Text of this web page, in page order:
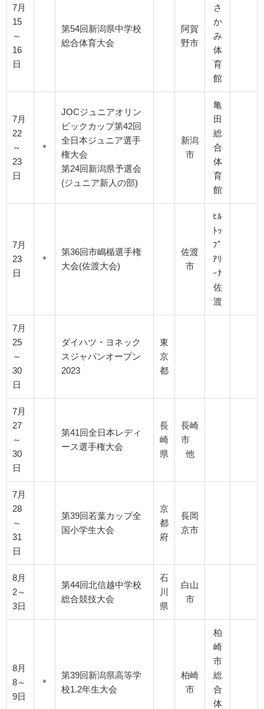
7月
15
～
16
日
第54回新潟県中学校
総合体育大会
阿賀
野市
さ
か
み
体
育
館
7月
22
～
23
日
＊
JOCジュニアオリン
ピックカップ第42回
全日本ジュニア選手
権大会
第24回新潟県予選会
(ジュニア新人の部)
新潟
市
亀
田
総
合
体
育
館
7月
23
日
＊
第36回市嶋楯選手権
大会(佐渡大会)
佐渡
市
ﾋﾙ
ﾄｯ
ﾌﾟ
ｱﾘ
ｰﾅ
佐
渡
7月
25
～
30
日
ダイハツ・ヨネック
スジャパンオープン
2023
東
京
都
7月
27
～
30
日
第41回全日本レディ
ース選手権大会
長
崎
県
長崎
市
他
7月
28
～
31
日
第39回若葉カップ全
国小学生大会
京
都
府
長岡
京市
8月
2～
3日
第44回北信越中学校
総合競技大会
石
川
県
白山
市
8月
8～
9日
＊
第39回新潟県高等学
校1.2年生大会
柏崎
市
柏
崎
市
総
合
体